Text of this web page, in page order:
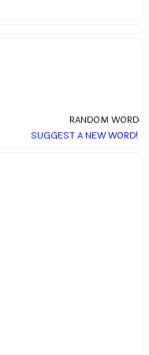
RANDOM WORD
SUGGEST A NEW WORD!